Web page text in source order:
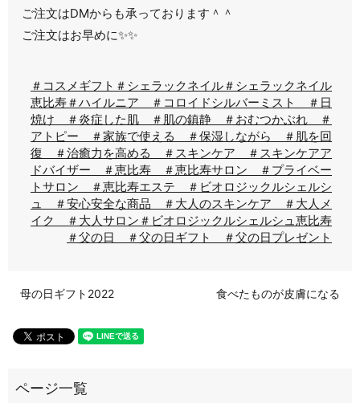
ご注文はDMからも承っております＾＾
ご注文はお早めに✨✨
＃コスメギフト ＃シェラックネイル＃シェラックネイル
恵比寿＃ハイルニア ＃コロイドシルバーミスト ＃日
焼け ＃炎症した肌 ＃肌の鎮静 ＃おむつかぶれ ＃
アトピー ＃家族で使える ＃保湿しながら ＃肌を回
復 ＃治癒力を高める ＃スキンケア ＃スキンケアア
ドバイザー ＃恵比寿 ＃恵比寿サロン ＃プライベー
トサロン ＃恵比寿エステ ＃ビオロジックルシェルシ
ュ ＃安心安全な商品 ＃大人のスキンケア ＃大人メ
イク ＃大人サロン ＃ビオロジックルシェルシュ恵比寿
＃父の日 ＃父の日ギフト ＃父の日プレゼント
母の日ギフト2022 食べたものが皮膚になる